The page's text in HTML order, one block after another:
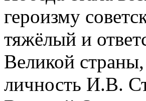
героизму
тяжёлый и
Великой страны,
личность И.В.